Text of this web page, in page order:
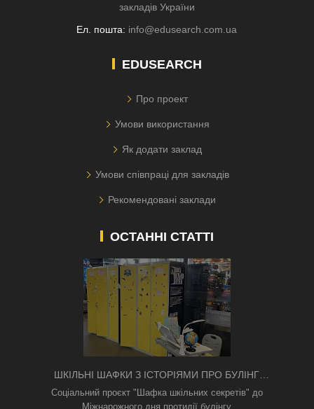
закладів України
Ел. пошта: info@edusearch.com.ua
EDUSEARCH
Про проект
Умови використання
Як додати заклад
Умови співпраці для закладів
Рекомендовані заклади
ОСТАННІ СТАТТІ
ШКІЛЬНІ ШАФКИ З ІСТОРІЯМИ ПРО БУЛІНГ
З'ЯВИЛИСЯ В КИЄВІ
Соціальний проєкт "Шафка шкільних секретів" до
Міжнарожного дня протидії булінгу